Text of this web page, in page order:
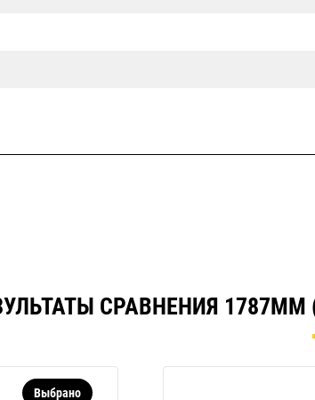
СРАВНЕНИЯ
Выбрано